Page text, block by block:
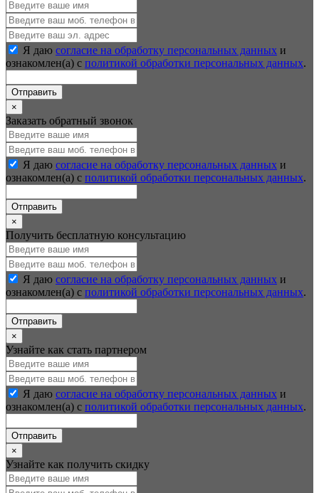
Я даю согласие на обработку персональных данных и
ознакомлен(а) с политикой обработки персональных данных.
Отправить
×
Заказать обратный звонок
Я даю согласие на обработку персональных данных и
ознакомлен(а) с политикой обработки персональных данных.
Отправить
×
Получить бесплатную консультацию
Я даю согласие на обработку персональных данных и
ознакомлен(а) с политикой обработки персональных данных.
Отправить
×
Узнайте как стать партнером
Я даю согласие на обработку персональных данных и
ознакомлен(а) с политикой обработки персональных данных.
Отправить
×
Узнайте как получить скидку